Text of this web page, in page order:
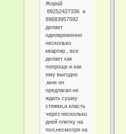
Жорой
89252427336 и
89683957592
делает
одновременно
несколько
квартир , все
делает как
попроще и как
ему выгодно
,мне он
предлагал не
ждать сушку
стяжки,а класть
через несколько
дней плитку на
пол,несмотря на